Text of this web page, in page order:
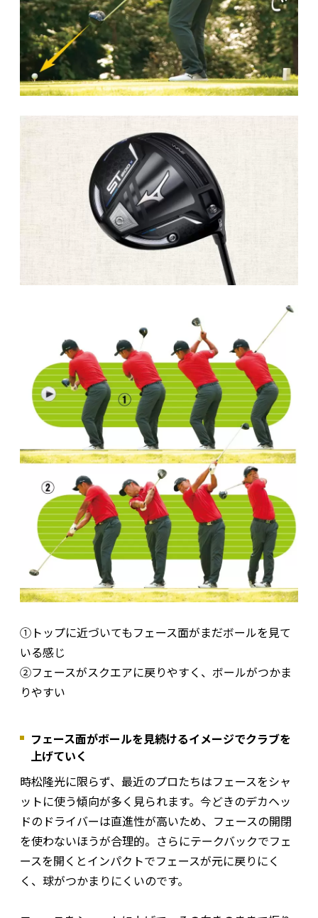
①トップに近づいてもフェース面がまだボールを見て
いる感じ
②フェースがスクエアに戻りやすく、ボールがつかま
りやすい
フェース面がボールを見続けるイメージでクラブを
上げていく
時松隆光に限らず、最近のプロたちはフェースをシャ
ットに使う傾向が多く見られます。今どきのデカヘッ
ドのドライバーは直進性が高いため、フェースの開閉
を使わないほうが合理的。さらにテークバックでフェ
ースを開くとインパクトでフェースが元に戻りにく
く、球がつかまりにくいのです。